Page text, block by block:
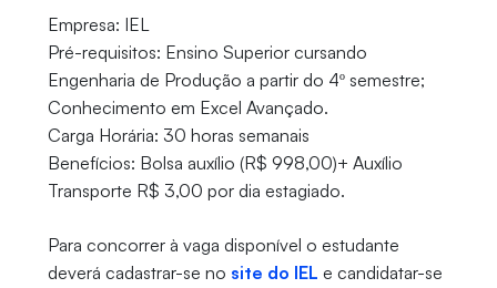
Empresa: IEL
Pré-requisitos: Ensino Superior cursando
Engenharia de Produção a partir do 4º semestre;
Conhecimento em Excel Avançado.
Carga Horária: 30 horas semanais
Benefícios: Bolsa auxílio (R$ 998,00)+ Auxílio
Transporte R$ 3,00 por dia estagiado.
Para concorrer à vaga disponível o estudante
deverá cadastrar-se no site do IEL e candidatar-se